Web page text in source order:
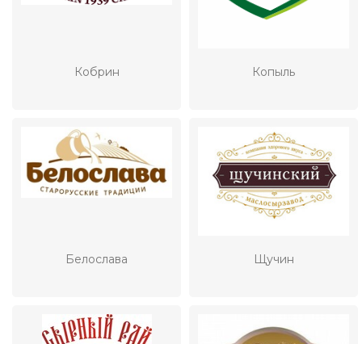
Кобрин Копыль
Белослава Щучин